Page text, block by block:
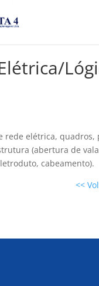
rede elétrica, quadros,
(abertura de
cabeamento).
<<